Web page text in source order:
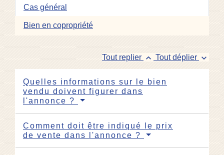
Cas général
Bien en copropriété
Tout replier keyboard_arrow_up Tout déplier keyboard_arrow_down
Quelles informations sur le bien
vendu doivent figurer dans
l'annonce ?
Comment doit être indiqué le prix
de vente dans l'annonce ?